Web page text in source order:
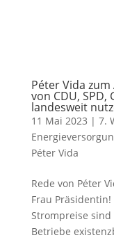
Péter Vida
von CDU, SPD,
landesweit
11 Mai 2023 | 7.
Péter Vida
Rede von Péter
Frau
Strompreise
Betriebe